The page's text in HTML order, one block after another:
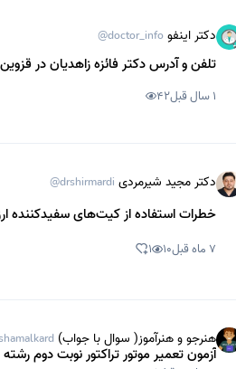
دکتر اینفو @doctor_info
تلفن و آدرس دکتر فائزه زاهدیان در
1 سال قبل 42
دکتر‌ مجید شیرمردی‌ @drshirmardi
خطرات استفاده از کیت‌های سفیدکننده
7 ماه قبل 10
1
هنرجو و هنرآموز( سوال با جواب)
آزمون تعمیر موتور تراکتور نوبت دوم رشته مکانیک